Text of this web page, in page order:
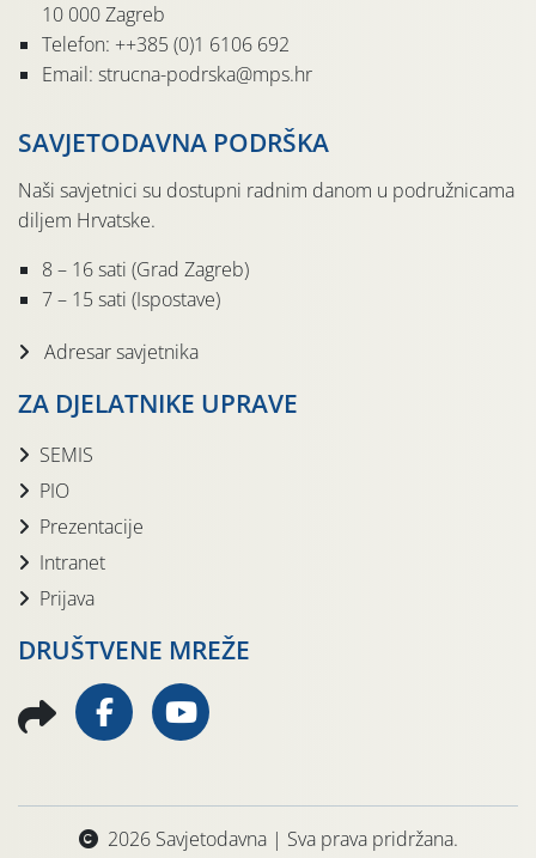
10 000 Zagreb
Telefon: ++385 (0)1 6106 692
Email: strucna-podrska@mps.hr
SAVJETODAVNA PODRŠKA
Naši savjetnici su dostupni radnim danom u podružnicama
diljem Hrvatske.
8 – 16 sati (Grad Zagreb)
7 – 15 sati (Ispostave)
Adresar savjetnika
ZA DJELATNIKE UPRAVE
SEMIS
PIO
Prezentacije
Intranet
Prijava
DRUŠTVENE MREŽE
2026 Savjetodavna | Sva prava pridržana.